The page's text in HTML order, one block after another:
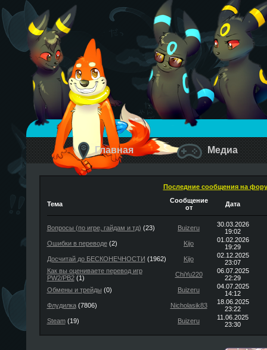
Главная Медиа
Последние сообщения на
Тема
Сообщение
от
Дата
Вопросы (по игре, гайдам и тд) (23) Buizeru
30.03.2026
19:02
Ошибки в переводе(2) Kijo
01.02.2026
19:29
Досчитай до БЕСКОНЕЧНОСТИ (1962) Kijo
02.12.2025
23:07
Как вы оцениваете перевод игр
PW2/PB2(1) ChiYu220
06.07.2025
22:29
Обмены и трейды (0) Buizeru
04.07.2025
14:12
Флудилка(7806) Nicholasik83
18.06.2025
23:22
Steam(19) Buizeru
11.06.2025
23:30